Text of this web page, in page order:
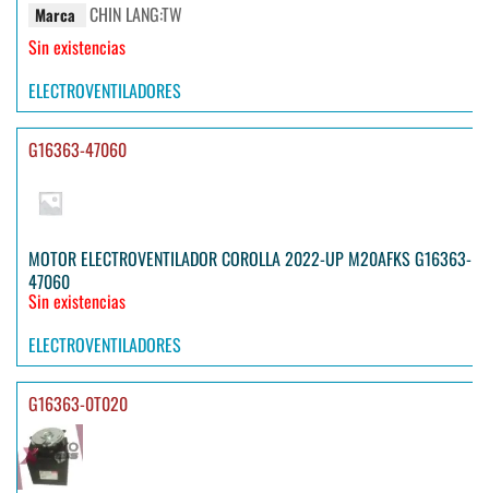
Marca
CHIN LANG:TW
Sin existencias
ELECTROVENTILADORES
G16363-47060
MOTOR ELECTROVENTILADOR COROLLA 2022-UP M20AFKS G16363-
47060
Sin existencias
ELECTROVENTILADORES
G16363-0T020